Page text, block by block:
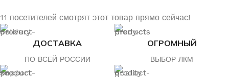
11 посетителей смотрят этот товар прямо сейчас!
ДОСТАВКА
ПО ВСЕЙ РОССИИ
ОГРОМНЫЙ
ВЫБОР ЛКМ